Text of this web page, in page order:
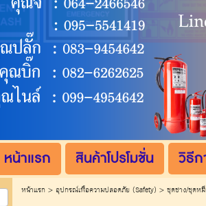
หน้าแรก สินค้าโปรโมชั่น วิธีก
หน้าแรก> อุปกรณ์เพื่อความปลอดภัย (Safety) > ชุดช่าง/ชุดหมี